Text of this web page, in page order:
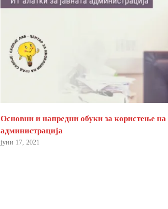
Основни и напредни обуки за користење
администрација
јуни 17, 2021